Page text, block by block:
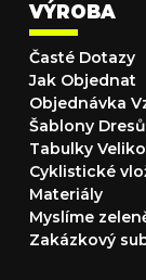
VÝROBA
Časté Dotazy
Jak Objednat
Objednávka
Šablony Dresů
Tabulky
Cyklistické
Materiály
Myslíme
Zakázkový